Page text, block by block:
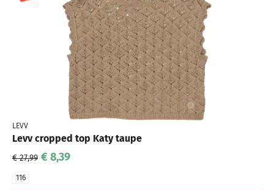
LEVV
Levv cropped top Katy taupe
€ 27,99 € 8,39
116